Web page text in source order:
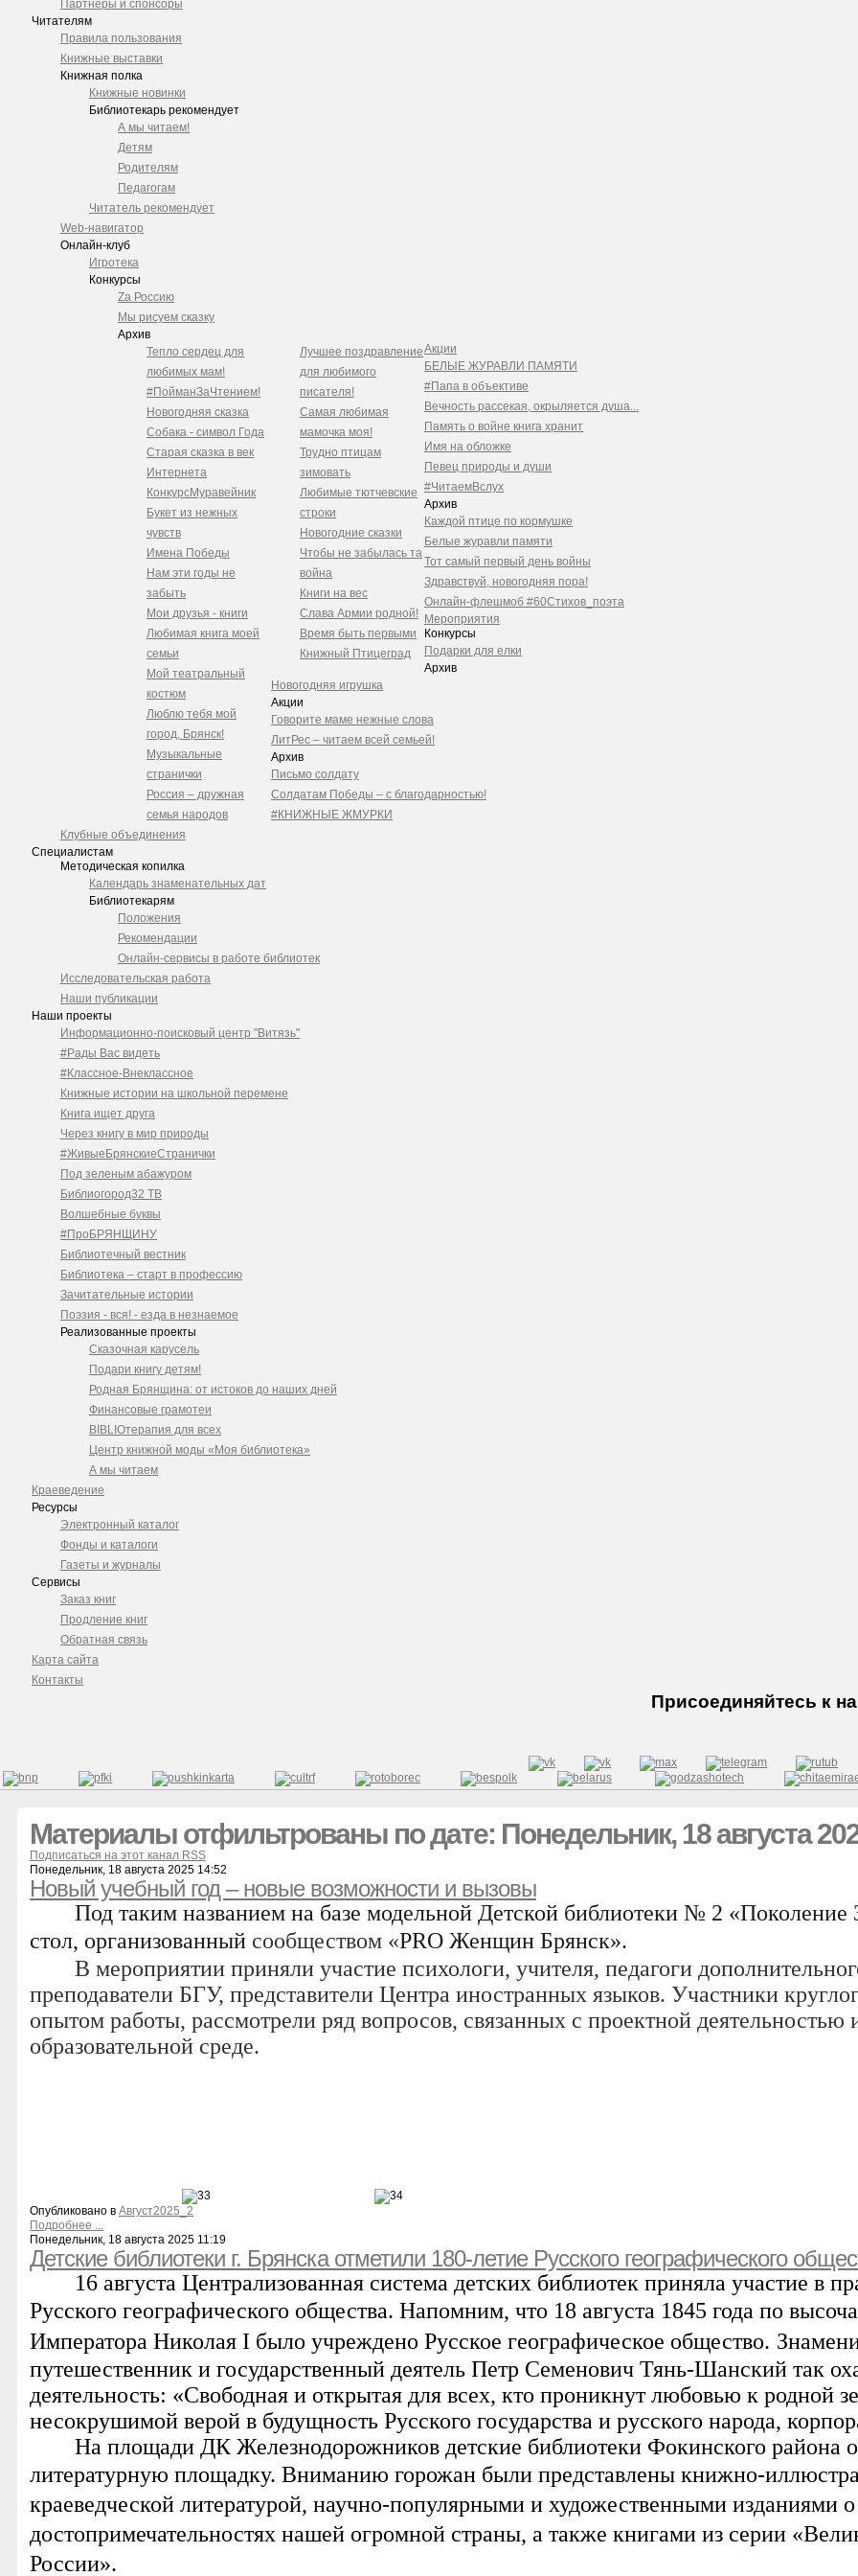
Партнеры и спонсоры
Читателям
Правила пользования
Книжные выставки
Книжная полка
Книжные новинки
Библиотекарь рекомендует
А мы читаем!
Детям
Родителям
Педагогам
Читатель рекомендует
Web-навигатор
Онлайн-клуб
Игротека
Конкурсы
Zа Россию
Мы рисуем сказку
Архив
Тепло сердец для
любимых мам!
#ПойманЗаЧтением!
Новогодняя сказка
Собака - символ Года
Старая сказка в век
Интернета
КонкурсМуравейник
Букет из нежных
чувств
Имена Победы
Нам эти годы не
забыть
Мои друзья - книги
Любимая книга моей
семьи
Мой театральный
костюм
Люблю тебя мой
город, Брянск!
Музыкальные
странички
Россия – дружная
семья народов
Лучшее поздравление
для любимого
писателя!
Самая любимая
мамочка моя!
Трудно птицам
зимовать
Любимые тютчевские
строки
Новогодние сказки
Чтобы не забылась та
война
Книги на вес
Слава Армии родной!
Время быть первыми
Книжный Птицеград
Акции
БЕЛЫЕ ЖУРАВЛИ ПАМЯТИ
#Папа в объективе
Вечность рассекая, окрыляется душа...
Память о войне книга хранит
Имя на обложке
Певец природы и души
#ЧитаемВслух
Архив
Каждой птице по кормушке
Белые журавли памяти
Тот самый первый день войны
Здравствуй, новогодняя пора!
Онлайн-флешмоб #60Стихов_поэта
Мероприятия
Конкурсы
Подарки для елки
Архив
Новогодняя игрушка
Акции
Говорите маме нежные слова
ЛитРес – читаем всей семьей!
Архив
Письмо солдату
Солдатам Победы – с благодарностью!
#КНИЖНЫЕ ЖМУРКИ
Клубные объединения
Специалистам
Методическая копилка
Календарь знаменательных дат
Библиотекарям
Положения
Рекомендации
Онлайн-сервисы в работе библиотек
Исследовательская работа
Наши публикации
Наши проекты
Информационно-поисковый центр "Витязь"
#Рады Вас видеть
#Классное-Внеклассное
Книжные истории на школьной перемене
Книга ищет друга
Через книгу в мир природы
#ЖивыеБрянскиеСтранички
Под зеленым абажуром
Библиогород32 ТВ
Волшебные буквы
#ПроБРЯНЩИНУ
Библиотечный вестник
Библиотека – старт в профессию
Зачитательные истории
Поэзия - вся! - езда в незнаемое
Реализованные проекты
Сказочная карусель
Подари книгу детям!
Родная Брянщина: от истоков до наших дней
Финансовые грамотеи
BIBLIOтерапия для всех
Центр книжной моды «Моя библиотека»
А мы читаем
Краеведение
Ресурсы
Электронный каталог
Фонды и каталоги
Газеты и журналы
Сервисы
Заказ книг
Продление книг
Обратная связь
Карта сайта
Контакты
Присоединяйтесь к
Материалы отфильтрованы по дате: Понедельник, 18 августа
Подписаться на этот канал RSS
Понедельник, 18 августа 2025 14:52
Новый учебный год – новые возможности и вызовы
Под таким названием на базе модельной Детской библиотеки № 2
стол, организованный сообществом «PRO Женщин Брянск».
В мероприятии приняли участие психологи, учителя, педагоги
преподаватели БГУ, представители Центра иностранных языков. Участники
опытом работы, рассмотрели ряд вопросов, связанных с проектной деятельностью
образовательной среде.
Опубликовано в Август2025_2
Подробнее ...
Понедельник, 18 августа 2025 11:19
Детские библиотеки г. Брянска отметили 180-летие Русского географического
16 августа Централизованная система детских библиотек приняла участие в
Русского географического общества. Напомним, что 18 августа 1845 года по
Императора Николая I было учреждено Русское географическое общество.
путешественник и государственный деятель Петр Семенович Тянь-Шанский так
деятельность: «Свободная и открытая для всех, кто проникнут любовью к родной
несокрушимой верой в будущность Русского государства и русского народа,
На площади ДК Железнодорожников детские библиотеки Фокинского района
литературную площадку. Вниманию горожан были представлены книжно-
краеведческой литературой, научно-популярными и художественными изданиями
достопримечательностях нашей огромной страны, а также книгами из серии
России».